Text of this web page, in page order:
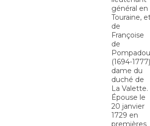
général en
Touraine,
de
Françoise
de
(1694-
dame du
duché de
La Valette.
Épouse le
20 janvier
1729 en
premières